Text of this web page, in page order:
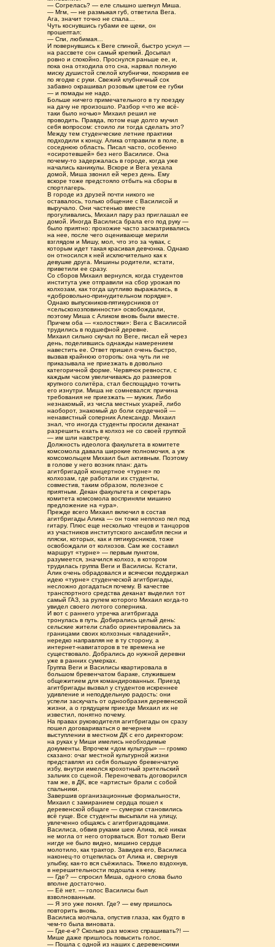
— Согрелась? — еле слышно шепнул Миша.
— Мгм, — не размыкая губ, ответила Вега.
Ага, значит точно не спала…
Чуть коснувшись губами ее щеки, он
прошептал:
— Спи, любимая…
И повернувшись к Веге спиной, быстро уснул —
на рассвете сон самый крепкий. Досыпал
ровно и спокойно. Проснулся раньше ее, и,
пока она отходила ото сна, нарвал полную
миску душистой спелой клубнички, покормив ее
по ягодке с руки. Свежий клубничный сок
забавно окрашивал розовым цветом ее губки
— и помады не надо.
Больше ничего примечательного в ту поездку
на дачу не произошло. Разбор «что же всё-
таки было ночью» Михаил решил не
проводить. Правда, потом еще долго мучил
себя вопросом: стоило ли тогда сделать это?
Между тем студенческие летние практики
подходили к концу. Алика отправили в поле, в
соседнюю область. Писал часто, особенно
«осиротевшей» без него Василисе. Она
почему-то задержалась в городе, когда уже
начались каникулы. Вскоре и Вега уехала
домой, Миша звонил ей через день. Ему
вскоре тоже предстояло отбыть на сборы в
спортлагерь.
В городе из друзей почти никого не
оставалось, только общение с Василисой и
выручало. Они частенько вместе
прогуливались, Михаил пару раз приглашал ее
домой. Иногда Василиса брала его под руку —
было приятно: прохожие часто засматривались
на нее, после чего оценивающе мерили
взглядом и Мишу, мол, что это за чувак, с
которым идет такая красивая девчонка. Однако
он относился к ней исключительно как к
девушке друга. Мишины родители, кстати,
приветили ее сразу.
Со сборов Михаил вернулся, когда студентов
института уже отправили на сбор урожая по
колхозам, как тогда шутливо выражались, в
«добровольно-принудительном порядке».
Однако выпускников-пятикурсников от
«сельскохозповинности» освобождали,
поэтому Миша с Аликом вновь были вместе.
Причем оба — «холостяки»: Вега с Василисой
трудились в подшефной деревне.
Михаил сильно скучал по Веге, писал ей через
день, поделившись однажды намерением
навестить ее. Ответ пришел очень быстро,
вызвав крайнюю оторопь: она чуть ли не
приказывала не приезжать в довольно
категоричной форме. Червячок ревности, с
каждым часом увеличиваясь до размеров
крупного солитёра, стал беспощадно точить
его изнутри. Миша не сомневался: причина
требования не приезжать — мужик. Либо
незнакомый, из числа местных ухарей, либо
наоборот, знакомый до боли сердечной —
ненавистный соперник Александр. Михаил
знал, что иногда студенты просили деканат
разрешить ехать в колхоз не со своей группой
— им шли навстречу.
Должность идеолога факультета в комитете
комсомола давала широкие полномочия, а уж
комсомольцем Михаил был активным. Поэтому
в голове у него возник план: дать
агитбригадой концертное «турне» по
колхозам, где работали их студенты,
совместив, таким образом, полезное с
приятным. Декан факультета и секретарь
комитета комсомола восприняли мишино
предложение на «ура».
Прежде всего Михаил включил в состав
агитбригады Алика — он тоже неплохо пел под
гитару. Плюс еще несколько чтецов и танцоров
из участников институтского ансамбля песни и
пляски, которых, как и пятикурсников, тоже
освобождали от колхозов. Сам же составил
маршрут «турне» — первым пунктом,
разумеется, значился колхоз, в котором
трудилась группа Веги и Василисы. Кстати,
Алик очень обрадовался и всячески поддержал
идею «турне» студенческой агитбригады,
несложно догадаться почему. В качестве
транспортного средства деканат выделил тот
самый ГАЗ, за рулем которого Михаил когда-то
увидел своего лютого соперника.
И вот с раннего утречка агитбригада
тронулась в путь. Добирались целый день:
сельские жители слабо ориентировались за
границами своих колхозных «владений»,
нередко направляя не в ту сторону, а
интернет-навигаторов в те времена не
существовало. Добрались до нужной деревни
уже в ранних сумерках.
Группа Веги и Василисы квартировала в
большом бревенчатом бараке, служившем
общежитием для командированных. Приезд
агитбригады вызвал у студентов искреннее
удивление и неподдельную радость: они
успели заскучать от однообразия деревенской
жизни, а о грядущем приезде Михаил их не
известил, понятно почему.
На правах руководителя агитбригады он сразу
пошел договариваться о вечернем
выступлении в местном ДК с его директором:
на руках у Миши имелись необходимые
документы. Впрочем «дом культуры» — громко
сказано: очаг местной культурной жизни
представлял из себя большую бревенчатую
избу, внутри имелся крохотный зрительский
зальчик со сценой. Переночевать договорился
там же, в ДК, все «артисты» брали с собой
спальники.
Завершив организационные формальности,
Михаил с замиранием сердца пошел к
деревенской общаге — сумерки становились
всё гуще. Все студенты высыпали на улицу,
увлеченно общаясь с агитбригадовцами.
Василиса, обвив руками шею Алика, всё никак
не могла от него оторваться. Вот только Веги
нигде не было видно, мишино сердце
молотило, как трактор. Завидев его, Василиса
наконец-то отцепилась от Алика и, свернув
улыбку, как-то вся съёжилась. Тяжело вздохнув,
в нерешительности подошла к нему.
— Где? — спросил Миша, одного слова было
вполне достаточно.
— Её нет. — голос Василисы был
взволнованным.
— Я это уже понял. Где? — ему пришлось
повторить вновь.
Василиса молчала, опустив глаза, как будто в
чем-то была виновата.
— Где-е-е? Сколько раз можно спрашивать?! —
Мише даже пришлось повысить голос.
— Пошла с одной из наших с деревенскими